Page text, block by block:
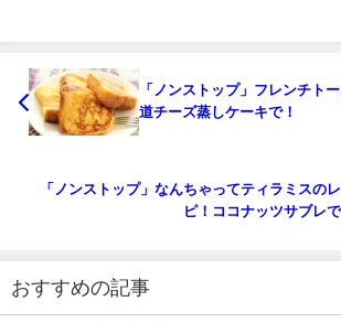
「ノンストップ」フレンチト
道チーズ蒸しケーキで！
「ノンストップ」なんちゃってティラミスの
ピ！ココナッツサブレで
おすすめの記事